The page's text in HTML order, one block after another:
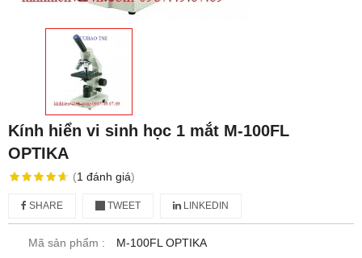
Kính hiển vi sinh học 1 mắt M-100FL
OPTIKA
(1 đánh giá)
SHARE TWEET LINKEDIN
Mã sản phẩm :
M-100FL OPTIKA